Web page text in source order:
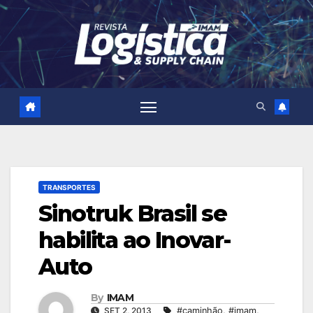
Skip
content
TRANSPORTES
Sinotruk Brasil se
habilita ao Inovar-
Auto
By IMAM
SET 2, 2013 #caminhão, #imam,